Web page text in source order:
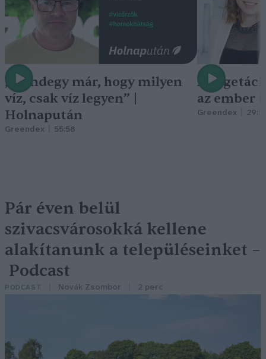
„Mindegy már, hogy milyen
víz, csak víz legyen” |
Holnapután
Greendex 55:58
A
az ember
Greendex
Pár éven belül
szivacsvárosokká kellene
alakítanunk a településeinket –
Podcast
PODCAST Novák Zsombor 2 perc